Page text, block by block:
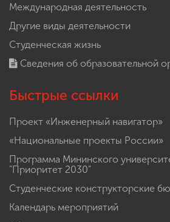
Международная деятельность
Другие виды деятельности
Студенческая жизнь
Сведения об образовательной
Быстрые ссылки
Проект «Инженерный навигатор»
«Национальные проекты России»
Программа Мининского
"Приоритет 2030"
Студенческие конструкторские
Календарь мероприятий